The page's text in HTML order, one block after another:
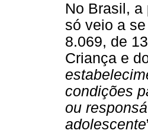
No Brasil,
só veio a
8.069, de
Criança e
condições
ou
adolescente